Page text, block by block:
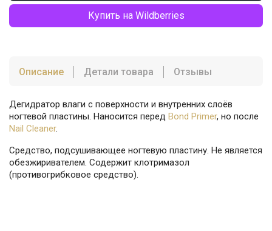
Купить на Wildberries
Описание Детали товара Отзывы
Дегидратор влаги с поверхности и внутренних слоёв
ногтевой пластины. Наносится перед Bond Primer, но после
Nail Cleaner.
Средство, подсушивающее ногтевую пластину. Не является
обезжиривателем. Содержит клотримазол
(противогрибковое средство).